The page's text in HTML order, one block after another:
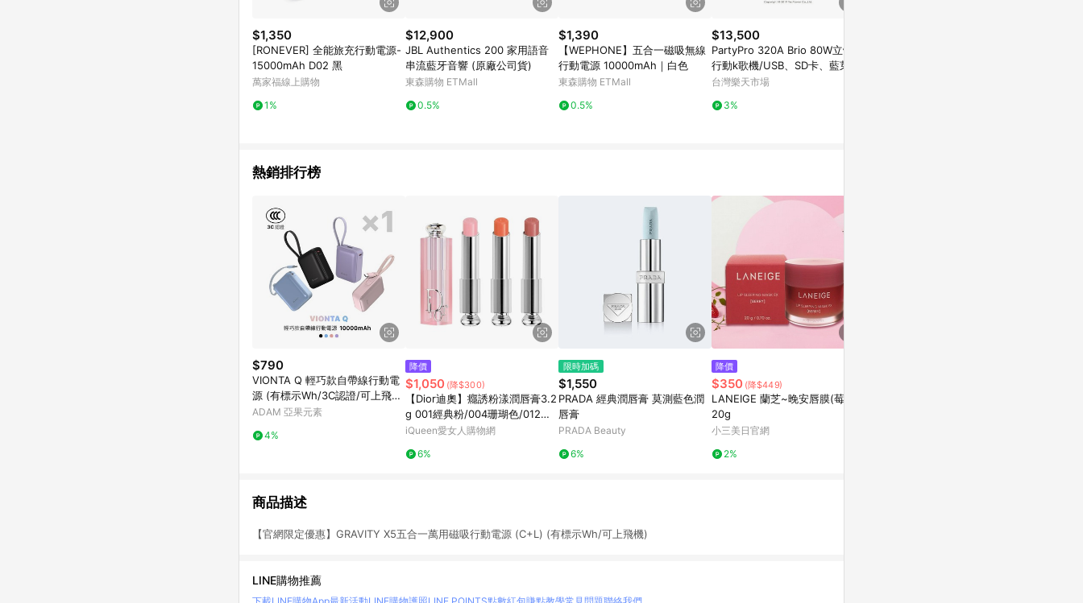
$1,350
[RONEVER] 全能旅充行動電源-
15000mAh D02 黑
萬家福線上購物
1%
$12,900
JBL Authentics 200 家用語音
串流藍牙音響 (原廠公司貨)
東森購物 ETMall
0.5%
$1,390
【WEPHONE】五合一磁吸無線
行動電源 10000mAh｜白色
東森購物 ETMall
0.5%
$13,500
PartyPro 320A Brio 80W立體聲
行動k歌機/USB、SD卡、藍芽、
AUX輸入/雙麥克風插孔/迴音調
台灣樂天市場
3%
熱銷排行榜
$790
VIONTA Q 輕巧款自帶線行動電
源 (有標示Wh/3C認證/可上飛
機)
ADAM 亞果元素
4%
降價
$1,050 (降$300)
【Dior迪奧】癮誘粉漾潤唇膏3.2
g 001經典粉/004珊瑚色/012玫
瑰木
iQueen愛女人購物網
6%
限時加碼
$1,550
PRADA 經典潤唇膏 莫測藍色潤
唇膏
PRADA Beauty
6%
降價
$350 (降$449)
LANEIGE 蘭芝~晚安唇膜(莓果)
20g
小三美日官網
2%
商品描述
【官網限定優惠】GRAVITY X5五合一萬用磁吸行動電源 (C+L) (有標示Wh/可上飛機)
LINE購物推薦